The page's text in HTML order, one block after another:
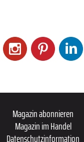
Magazin abonnieren
Magazin im Handel
Datenschutzinformation